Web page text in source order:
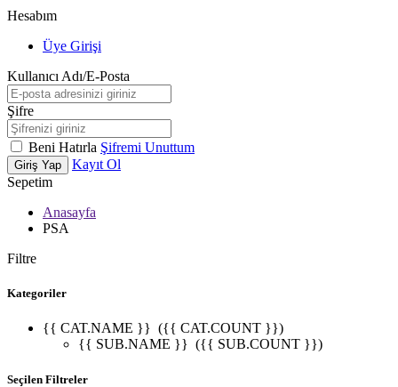
Hesabım
Üye Girişi
Kullanıcı Adı/E-Posta
Şifre
Beni Hatırla Şifremi Unuttum
Giriş Yap
Kayıt Ol
Sepetim
Anasayfa
PSA
Filtre
Kategoriler
{{ CAT.NAME }} ({{ CAT.COUNT }})
{{ SUB.NAME }} ({{ SUB.COUNT }})
Seçilen Filtreler